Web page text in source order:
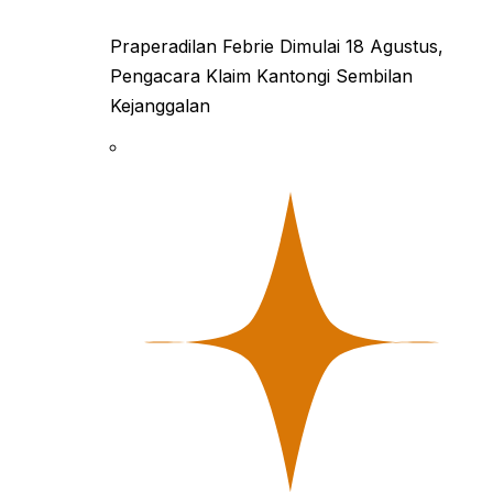
Praperadilan Febrie Dimulai 18 Agustus,
Pengacara Klaim Kantongi Sembilan
Kejanggalan